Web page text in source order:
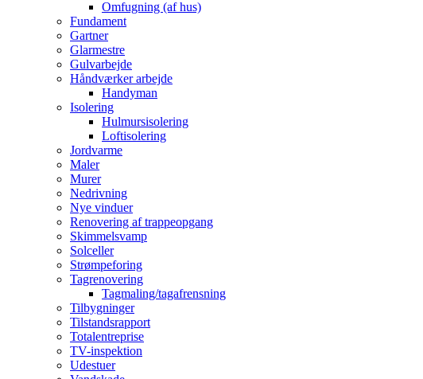
Omfugning (af hus)
Fundament
Gartner
Glarmestre
Gulvarbejde
Håndværker arbejde
Handyman
Isolering
Hulmursisolering
Loftisolering
Jordvarme
Maler
Murer
Nedrivning
Nye vinduer
Renovering af trappeopgang
Skimmelsvamp
Solceller
Strømpeforing
Tagrenovering
Tagmaling/tagafrensning
Tilbygninger
Tilstandsrapport
Totalentreprise
TV-inspektion
Udestuer